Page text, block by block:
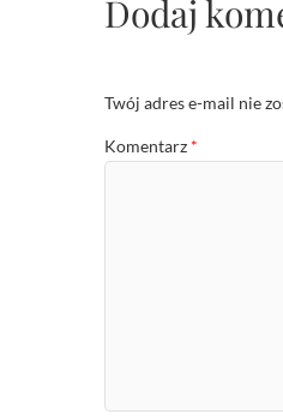
Dodaj
Twój adres e-mail nie
Komentarz *